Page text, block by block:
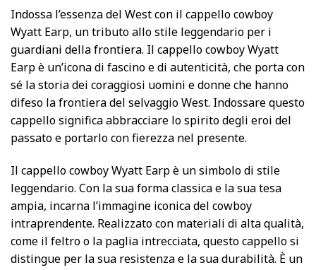
Indossa l’essenza del West con il cappello cowboy
Wyatt Earp, un tributo allo stile leggendario per i
guardiani della frontiera. Il cappello cowboy Wyatt
Earp è un’icona di fascino e di autenticità, che porta con
sé la storia dei coraggiosi uomini e donne che hanno
difeso la frontiera del selvaggio West. Indossare questo
cappello significa abbracciare lo spirito degli eroi del
passato e portarlo con fierezza nel presente.
Il cappello cowboy Wyatt Earp è un simbolo di stile
leggendario. Con la sua forma classica e la sua tesa
ampia, incarna l’immagine iconica del cowboy
intraprendente. Realizzato con materiali di alta qualità,
come il feltro o la paglia intrecciata, questo cappello si
distingue per la sua resistenza e la sua durabilità. È un